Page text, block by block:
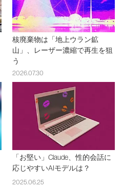
核廃棄物は「地上ウラン鉱
山」、レーザー濃縮で再生を狙
う
2026.07.30
「お堅い」Claude、性的会話に
応じやすいAIモデルは？
2025.06.25